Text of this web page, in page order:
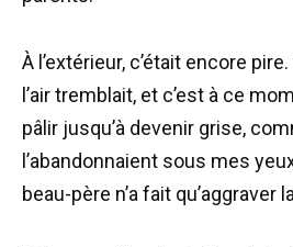
À l’extérieur, c’était encore
l’air tremblait, et c’est à ce
pâlir jusqu’à devenir grise,
l’abandonnaient sous mes
beau-père n’a fait qu’aggraver